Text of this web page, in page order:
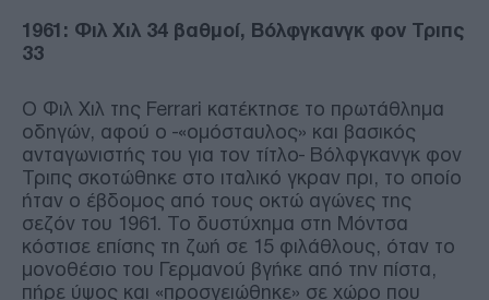
1961: Φιλ Χιλ 34 βαθμοί, Βόλφγκανγκ φον Τριπς
33
Ο Φιλ Χιλ της Ferrari κατέκτησε το πρωτάθλημα
οδηγών, αφού ο -«ομόσταυλος» και βασικός
ανταγωνιστής του για τον τίτλο- Βόλφγκανγκ φον
Τριπς σκοτώθηκε στο ιταλικό γκραν πρι, το οποίο
ήταν ο έβδομος από τους οκτώ αγώνες της
σεζόν του 1961. Το δυστύχημα στη Μόντσα
κόστισε επίσης τη ζωή σε 15 φιλάθλους, όταν το
μονοθέσιο του Γερμανού βγήκε από την πίστα,
πήρε ύψος και «προσγειώθηκε» σε χώρο που